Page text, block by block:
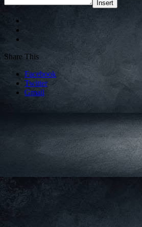
Insert
Share This
Facebook
Twitter
Gmail